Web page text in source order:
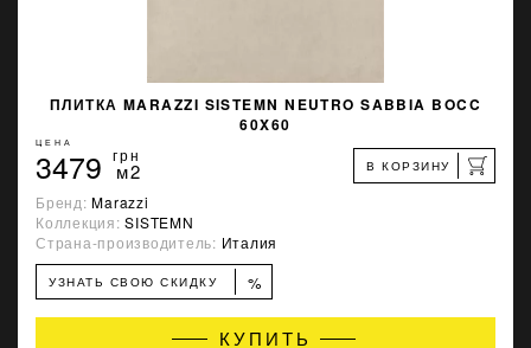
ПЛИТКА MARAZZI SISTEMN NEUTRO SABBIA BOCC
60X60
ЦЕНА
3479 грн
м2 В КОРЗИНУ
Бренд:Marazzi
Коллекция:SISTEMN
Страна-производитель: Италия
УЗНАТЬ СВОЮ СКИДКУ %
КУПИТЬ